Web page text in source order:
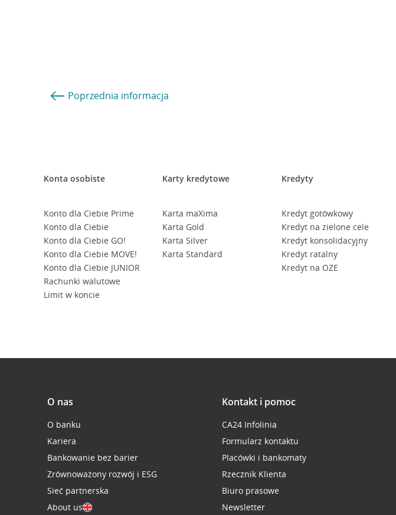
Poprzednia informacja
Konta osobiste
Konto dla Ciebie Prime
Konto dla Ciebie
Konto dla Ciebie GO!
Konto dla Ciebie MOVE!
Konto dla Ciebie JUNIOR
Rachunki walutowe
Limit w koncie
Karty kredytowe
Karta maXima
Karta Gold
Karta Silver
Karta Standard
Kredyty
Kredyt gotówkowy
Kredyt na zielone cele
Kredyt konsolidacyjny
Kredyt ratalny
Kredyt na OZE
O nas
O banku
Kariera
Bankowanie bez barier
Zrównoważony rozwój i ESG
Sieć partnerska
About us
Kontakt i pomoc
CA24 Infolinia
Formularz kontaktu
Placówki i bankomaty
Rzecznik Klienta
Biuro prasowe
Newsletter